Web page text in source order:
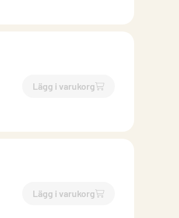
Lägg i varukorg
`$Lägg till
Lägg i varukorg
`$Lägg till